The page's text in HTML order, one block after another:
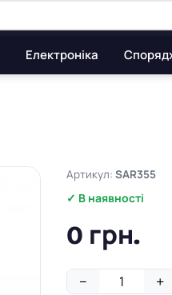
Електроніка
Артикул: SAR355
✓ В наявності
0 грн.
− +